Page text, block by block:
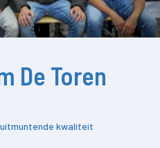
De Toren
kwaliteit